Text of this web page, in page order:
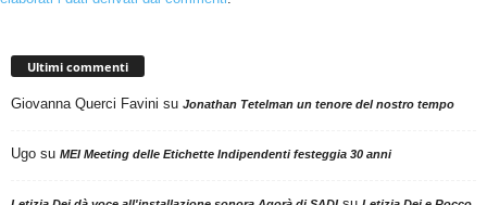
Ultimi commenti
Giovanna Querci Favini su Jonathan Tetelman un tenore del nostro tempo
Ugo su MEI Meeting delle Etichette Indipendenti festeggia 30 anni